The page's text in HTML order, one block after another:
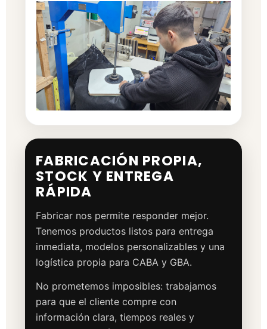
FABRICACIÓN PROPIA,
STOCK Y ENTREGA
RÁPIDA
Fabricar nos permite responder mejor.
Tenemos productos listos para entrega
inmediata, modelos personalizables y una
logística propia para CABA y GBA.
No prometemos imposibles: trabajamos
para que el cliente compre con
información clara, tiempos reales y